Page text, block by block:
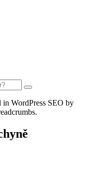
in WordPress SEO by